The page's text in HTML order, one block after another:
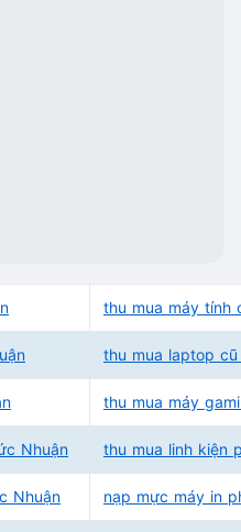
thu mua máy tính
thu mua laptop
thu mua máy
Nhuận thu mua linh kiện
Nhuận nạp mực máy in